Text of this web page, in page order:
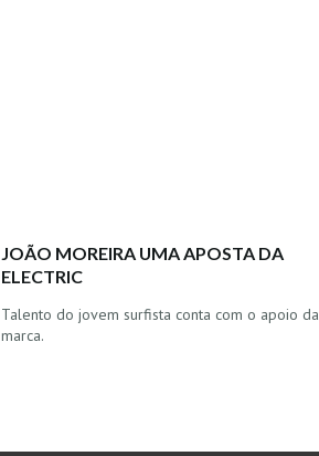
JOÃO MOREIRA UMA APOSTA DA
ELECTRIC
Talento do jovem surfista conta com o apoio da
marca.